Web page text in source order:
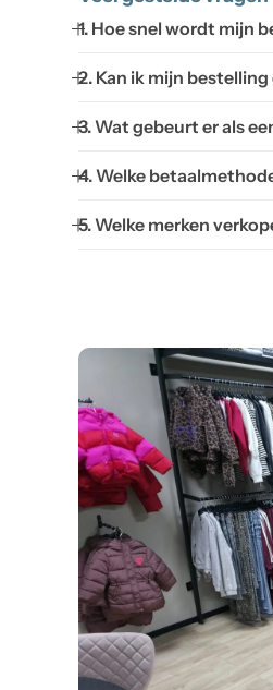
1. Hoe snel wordt mijn
2. Kan ik mijn
3. Wat gebeurt er als
4. Welke
5. Welke merken